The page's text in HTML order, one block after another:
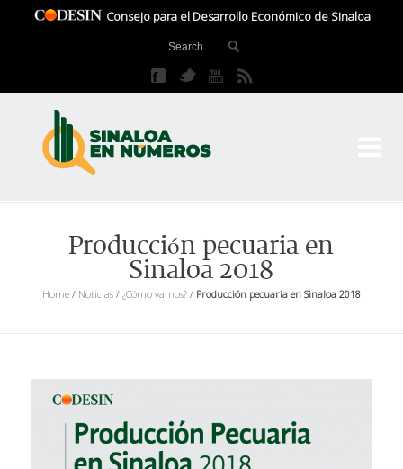
Consejo para el Desarrollo Económico de Sinaloa
Producción pecuaria en
Sinaloa 2018
Home/ Noticias/ ¿Cómo vamos?/ Producción pecuaria en Sinaloa 2018